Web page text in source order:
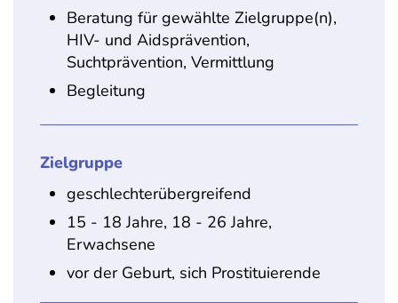
Beratung für gewählte Zielgruppe(n),
HIV- und Aidsprävention,
Suchtprävention, Vermittlung
Begleitung
Zielgruppe
geschlechterübergreifend
15 - 18 Jahre, 18 - 26 Jahre,
Erwachsene
vor der Geburt, sich Prostituierende